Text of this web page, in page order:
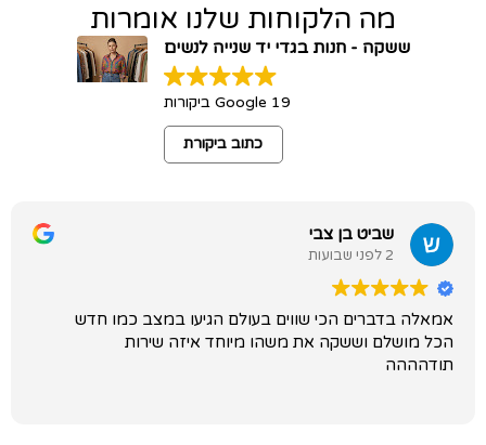
מה הלקוחות שלנו אומרות
ששקה - חנות בגדי יד שנייה לנשים
19 Google ביקורות
כתוב ביקורת
שביט בן צבי
2 לפני שבועות
אמאלה בדברים הכי שווים בעולם הגיעו במצב כמו חדש
הכל מושלם וששקה את משהו מיוחד איזה שירות
תודהההה